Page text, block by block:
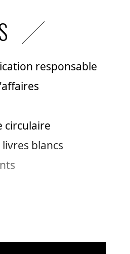
responsable
circulaire
blancs